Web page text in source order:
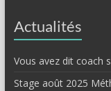
Actualités
Vous avez dit coach
Stage août 2025